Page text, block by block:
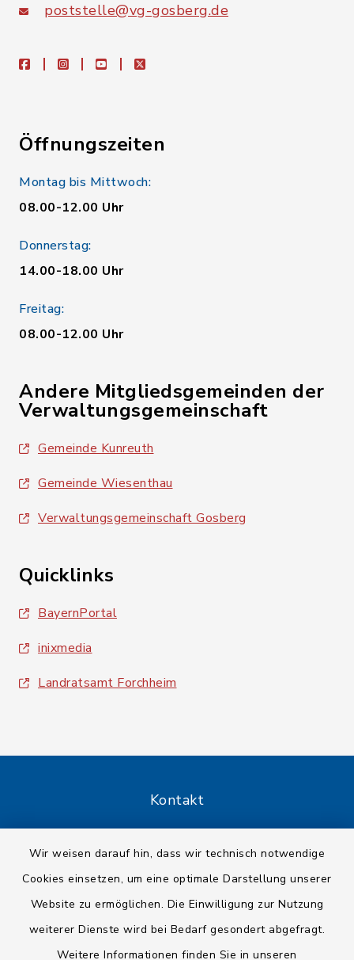
Wir weisen darauf hin, dass wir technisch notwendige
Cookies einsetzen, um eine optimale Darstellung unserer
Website zu ermöglichen. Die Einwilligung zur Nutzung
weiterer Dienste wird bei Bedarf gesondert abgefragt.
Weitere Informationen finden Sie in unseren
poststelle@vg-gosberg.de
facebookinstagramyoutubeX
Öffnungszeiten
Montag bis Mittwoch:
08.00-12.00 Uhr
Donnerstag:
14.00-18.00 Uhr
Freitag:
08.00-12.00 Uhr
Andere Mitgliedsgemeinden der
Verwaltungsgemeinschaft
Gemeinde Kunreuth
Gemeinde Wiesenthau
Verwaltungsgemeinschaft Gosberg
Quicklinks
BayernPortal
inixmedia
Landratsamt Forchheim
Kontakt
Datenschutz
Impressum